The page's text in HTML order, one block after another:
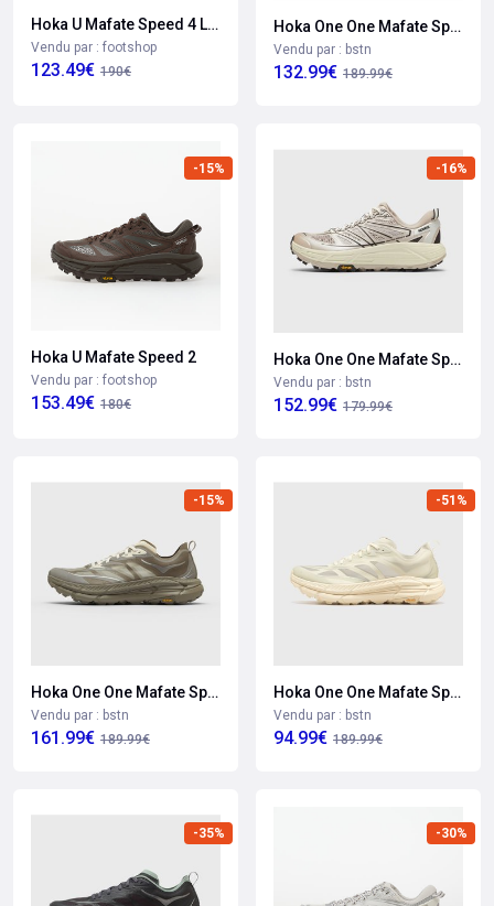
Hoka U Mafate Speed 4 Lite
Vendu par : footshop
123.49€ 190€
Hoka One One Mafate Speed 4 Lite
Vendu par : bstn
132.99€ 189.99€
-15%
Hoka U Mafate Speed 2
Vendu par : footshop
153.49€ 180€
-16%
Hoka One One Mafate Speed 2 Ts
Vendu par : bstn
152.99€ 179.99€
-15%
Hoka One One Mafate Speed 4 Lite
Vendu par : bstn
161.99€ 189.99€
-51%
Hoka One One Mafate Speed 4 Lite
Vendu par : bstn
94.99€ 189.99€
-35% -30%